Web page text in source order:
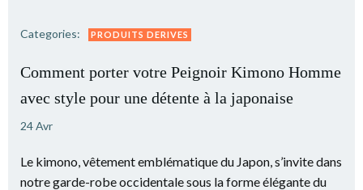
Categories: PRODUITS DERIVES
Comment porter votre Peignoir Kimono Homme
avec style pour une détente à la japonaise
24 Avr
Le kimono, vêtement emblématique du Japon, s’invite dans
notre garde-robe occidentale sous la forme élégante du